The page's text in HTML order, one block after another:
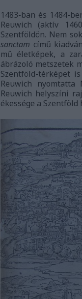
1483-ban és 1484-
Reuwich (aktív
Szentföldön. Nem
sanctam című
mű életképek, a
ábrázoló metszetek
Szentföld-térképet
Reuwich
Reuwich helyszíni
ékessége a